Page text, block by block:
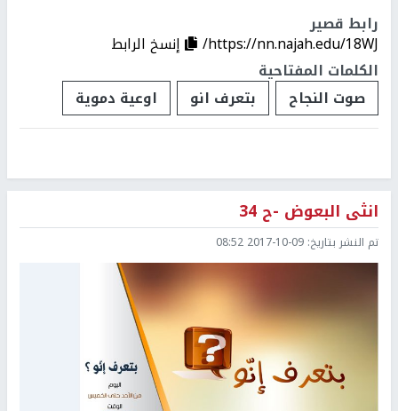
رابط قصير
https://nn.najah.edu/18WJ/
إنسخ الرابط
الكلمات المفتاحية
صوت النجاح
بتعرف انو اوعية دموية
انثى البعوض -ح 34
تم النشر بتاريخ: 2017-10-09 08:52